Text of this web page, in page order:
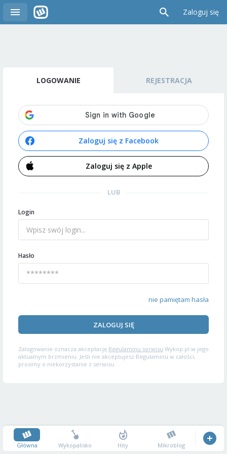
Zaloguj się
LOGOWANIE REJESTRACJA
Zaloguj się z Facebook
Zaloguj się z Apple
LUB
Login
Hasło
nie pamiętam hasła
ZALOGUJ SIĘ
Zalogowanie oznacza akceptację Regulaminu serwisu Wykop.pl w jego
aktualnym brzmieniu. Jeśli nie akceptujesz Regulaminu w całości,
prosimy o niekorzystanie z serwisu.
Główna Wykopalisko Hity Mikroblog